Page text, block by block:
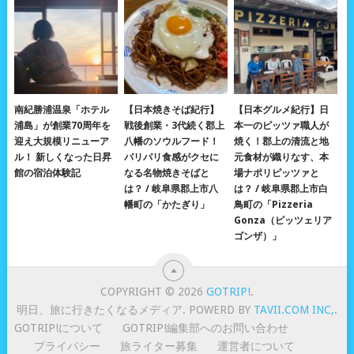
南紀勝浦温泉「ホテル
浦島」が創業70周年を
迎え大規模リニューア
ル！ 新しくなった日昇
館の宿泊体験記
【日本焼きそば紀行】
戦後創業・3代続く郡上
八幡のソウルフード！
パリパリ食感がクセに
なる名物焼きそばと
は？ / 岐阜県郡上市八
幡町の「かたぎり」
【日本グルメ紀行】日
本一のピッツァ職人が
焼く！郡上の清流と地
元食材が織りなす、本
場ナポリピッツァと
は？ / 岐阜県郡上市白
鳥町の「Pizzeria
Gonza（ピッツェリア
ゴンザ）」
COPYRIGHT © 2026GOTRIP!.
明日、旅に行きたくなるメディア. POWERD BY TAVII.COM INC,.
GOTRIP!について
GOTRIP!編集部へのお問い合わせ
プライバシー
旅ライター募集 運営者について